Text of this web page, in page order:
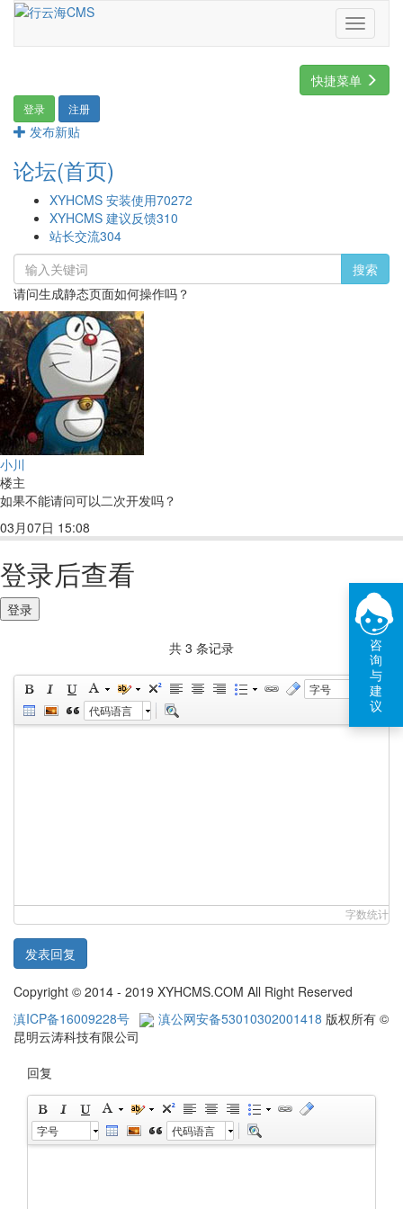
Toggle
快捷菜单
登录 注册
发布新贴
论坛(首页)
XYHCMS 安装使用70272
XYHCMS 建议反馈310
站长交流304
搜索
请问生成静态页面如何操作吗？
小川
楼主
如果不能请问可以二次开发吗？
03月07日 15:08
登录后查看
登录
共 3 条记录
字号
代码语言
字数统计
发表回复
Copyright © 2014 - 2019 XYHCMS.COM All Right Reserved
滇ICP备16009228号
滇公网安备53010302001418 版权所有 ©
昆明云涛科技有限公司
回复
字号 代码语言
咨
询
与
建
议